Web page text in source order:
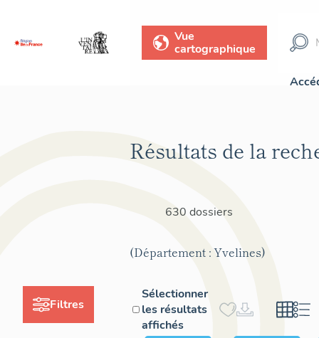
Vue
cartographique
Filtres
Résultats de la
630 dossiers
(Département : Yvelines)
Sélectionner
les résultats
affichés